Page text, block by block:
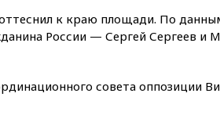
к краю площади. По
России — Сергей Сергеев и
совета оппозиции